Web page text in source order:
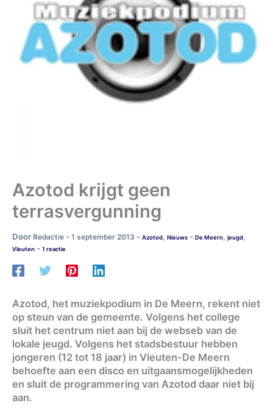
Azotod krijgt geen
terrasvergunning
Door Redactie - 1 september 2013 - Azotod, Nieuws - De Meern, jeugd,
Vleuten - 1 reactie
Azotod, het muziekpodium in De Meern, rekent niet
op steun van de gemeente. Volgens het college
sluit het centrum niet aan bij de webseb van de
lokale jeugd. Volgens het stadsbestuur hebben
jongeren (12 tot 18 jaar) in Vleuten-De Meern
behoefte aan een disco en uitgaansmogelijkheden
en sluit de programmering van Azotod daar niet bij
aan.